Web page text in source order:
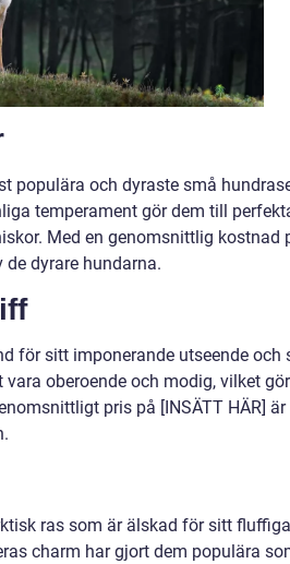
populära och dyraste små
temperament gör dem till
Med en genomsnittlig kostnad
de dyrare hundarna.
för sitt imponerande utseende och
oberoende och modig, vilket
pris på [INSÄTT HÄR] är
ras som är älskad för sitt
charm har gjort dem populära